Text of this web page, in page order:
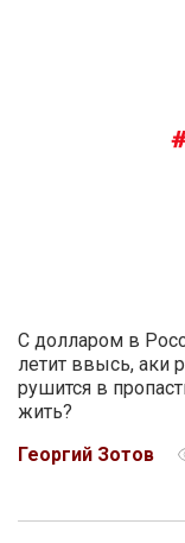
С долларом в
летит ввысь, аки
рушится в
жить?
Георгий Зотов